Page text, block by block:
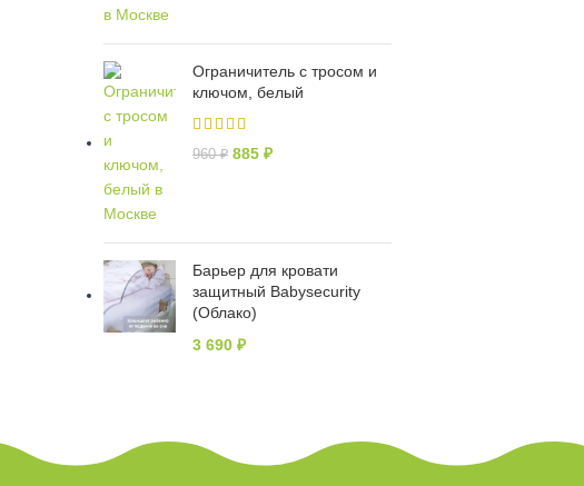
Ограничитель с тросом и
ключом, белый
960₽ 885 ₽
Барьер для кровати
защитный Babysecurity
(Облако)
3 690 ₽